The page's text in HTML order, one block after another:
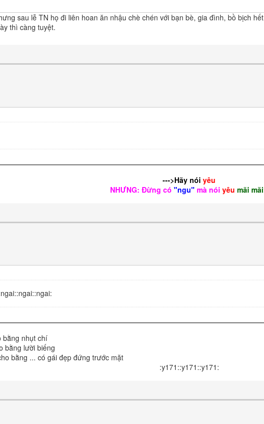
sau lễ TN họ đi liên hoan ăn nhậu chè chén với bạn bè, gia đình, bồ bịch
thì càng tuyệt.
--->Hãy nói yêu
NHƯNG: Đừng có "ngu" mà nói yêu mãi
bằng nhụt chí
bằng lười biếng
bằng ... có gái đẹp đứng trước mặt
:y171::y171::y171: